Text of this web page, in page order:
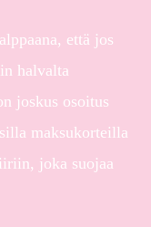
että jos
halvalta
joskus osoitus
maksukorteilla
joka suojaa